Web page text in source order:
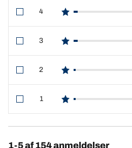
4
star reviews
3
star reviews
2
star reviews
1
star reviews
1-5 af 154 anmeldelser